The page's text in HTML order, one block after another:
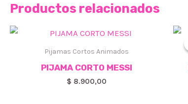
Productos relacionados
Pijamas Cortos Animados
PIJAMA CORTO MESSI
$ 8.900,00